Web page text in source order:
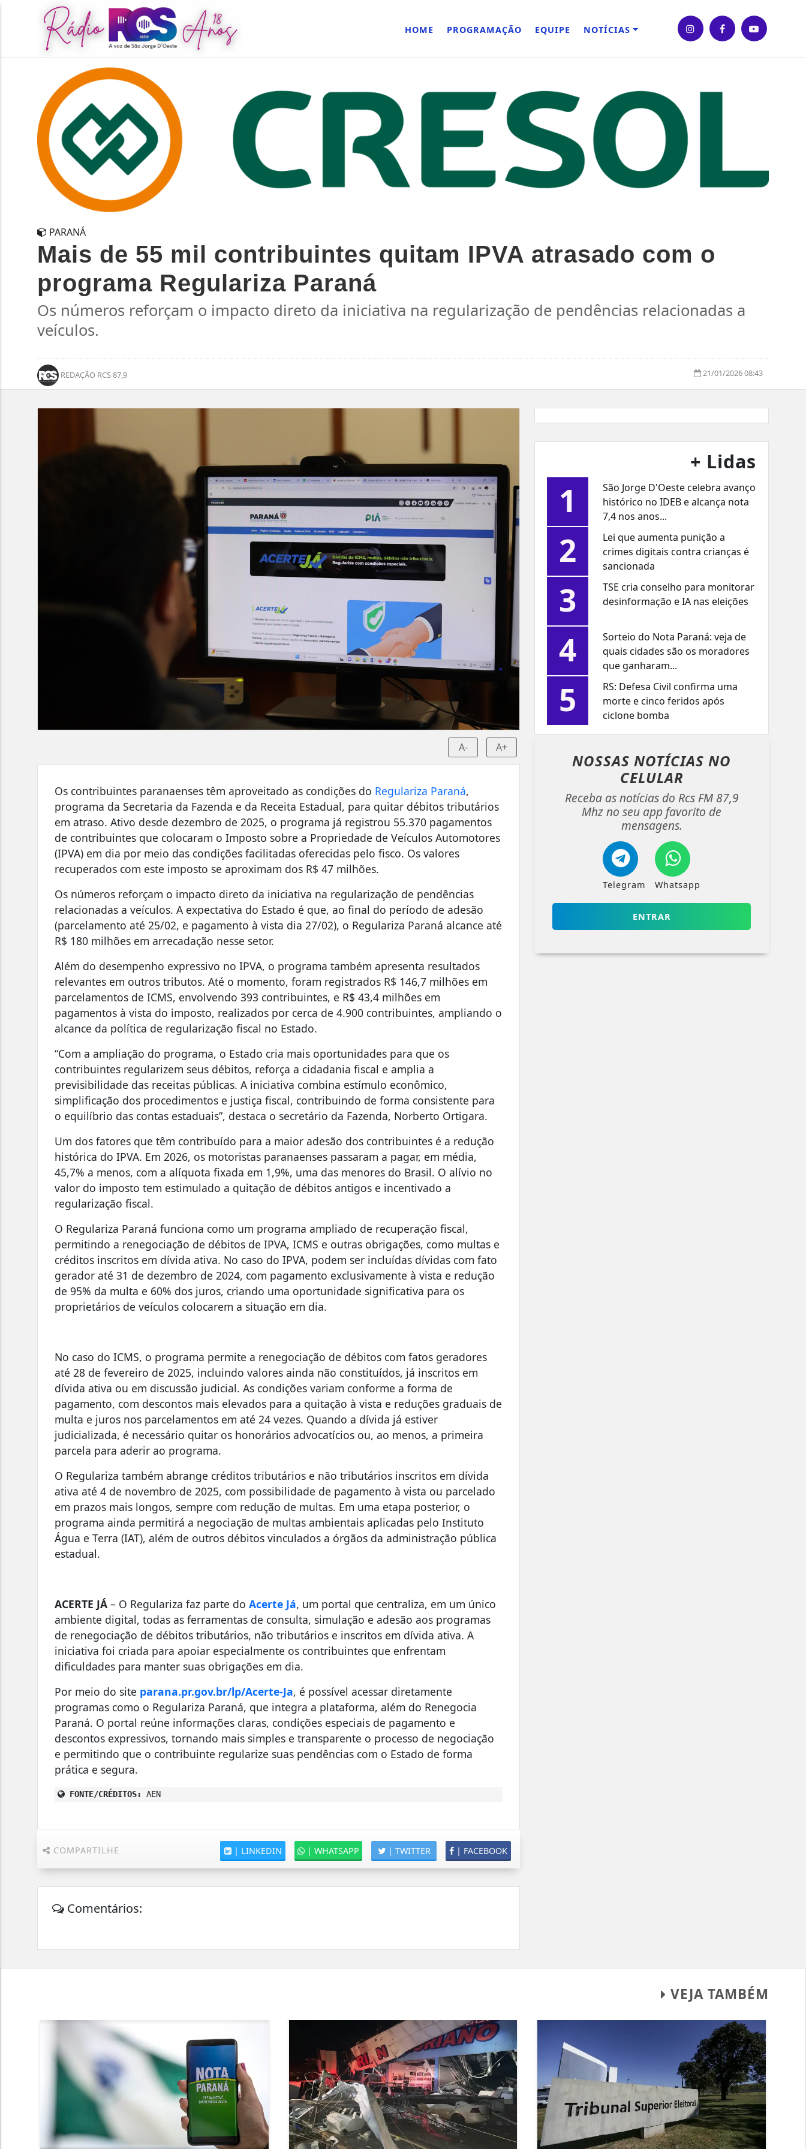
HOME PROGRAMAÇÃO EQUIPE NOTÍCIAS
PARANÁ
Mais de 55 mil contribuintes quitam IPVA atrasado com o
programa Regulariza Paraná
Os números reforçam o impacto direto da iniciativa na regularização de pendências relacionadas a
veículos.
REDAÇÃO RCS 87,9 21/01/2026 08:43
A- A+
Os contribuintes paranaenses têm aproveitado as condições do Regulariza Paraná,
programa da Secretaria da Fazenda e da Receita Estadual, para quitar débitos tributários
em atraso. Ativo desde dezembro de 2025, o programa já registrou 55.370 pagamentos
de contribuintes que colocaram o Imposto sobre a Propriedade de Veículos Automotores
(IPVA) em dia por meio das condições facilitadas oferecidas pelo fisco. Os valores
recuperados com este imposto se aproximam dos R$ 47 milhões.
Os números reforçam o impacto direto da iniciativa na regularização de pendências
relacionadas a veículos. A expectativa do Estado é que, ao final do período de adesão
(parcelamento até 25/02, e pagamento à vista dia 27/02), o Regulariza Paraná alcance até
R$ 180 milhões em arrecadação nesse setor.
Além do desempenho expressivo no IPVA, o programa também apresenta resultados
relevantes em outros tributos. Até o momento, foram registrados R$ 146,7 milhões em
parcelamentos de ICMS, envolvendo 393 contribuintes, e R$ 43,4 milhões em
pagamentos à vista do imposto, realizados por cerca de 4.900 contribuintes, ampliando o
alcance da política de regularização fiscal no Estado.
“Com a ampliação do programa, o Estado cria mais oportunidades para que os
contribuintes regularizem seus débitos, reforça a cidadania fiscal e amplia a
previsibilidade das receitas públicas. A iniciativa combina estímulo econômico,
simplificação dos procedimentos e justiça fiscal, contribuindo de forma consistente para
o equilíbrio das contas estaduais”, destaca o secretário da Fazenda, Norberto Ortigara.
Um dos fatores que têm contribuído para a maior adesão dos contribuintes é a redução
histórica do IPVA. Em 2026, os motoristas paranaenses passaram a pagar, em média,
45,7% a menos, com a alíquota fixada em 1,9%, uma das menores do Brasil. O alívio no
valor do imposto tem estimulado a quitação de débitos antigos e incentivado a
regularização fiscal.
O Regulariza Paraná funciona como um programa ampliado de recuperação fiscal,
permitindo a renegociação de débitos de IPVA, ICMS e outras obrigações, como multas e
créditos inscritos em dívida ativa. No caso do IPVA, podem ser incluídas dívidas com fato
gerador até 31 de dezembro de 2024, com pagamento exclusivamente à vista e redução
de 95% da multa e 60% dos juros, criando uma oportunidade significativa para os
proprietários de veículos colocarem a situação em dia.
No caso do ICMS, o programa permite a renegociação de débitos com fatos geradores
até 28 de fevereiro de 2025, incluindo valores ainda não constituídos, já inscritos em
dívida ativa ou em discussão judicial. As condições variam conforme a forma de
pagamento, com descontos mais elevados para a quitação à vista e reduções graduais de
multa e juros nos parcelamentos em até 24 vezes. Quando a dívida já estiver
judicializada, é necessário quitar os honorários advocatícios ou, ao menos, a primeira
parcela para aderir ao programa.
O Regulariza também abrange créditos tributários e não tributários inscritos em dívida
ativa até 4 de novembro de 2025, com possibilidade de pagamento à vista ou parcelado
em prazos mais longos, sempre com redução de multas. Em uma etapa posterior, o
programa ainda permitirá a negociação de multas ambientais aplicadas pelo Instituto
Água e Terra (IAT), além de outros débitos vinculados a órgãos da administração pública
estadual.
ACERTE JÁ – O Regulariza faz parte doAcerte Já, um portal que centraliza, em um único
ambiente digital, todas as ferramentas de consulta, simulação e adesão aos programas
de renegociação de débitos tributários, não tributários e inscritos em dívida ativa. A
iniciativa foi criada para apoiar especialmente os contribuintes que enfrentam
dificuldades para manter suas obrigações em dia.
Por meio do site parana.pr.gov.br/lp/Acerte-Ja, é possível acessar diretamente
programas como o Regulariza Paraná, que integra a plataforma, além do Renegocia
Paraná. O portal reúne informações claras, condições especiais de pagamento e
descontos expressivos, tornando mais simples e transparente o processo de negociação
e permitindo que o contribuinte regularize suas pendências com o Estado de forma
prática e segura.
FONTE/CRÉDITOS: AEN
COMPARTILHE | FACEBOOK
| TWITTER
| WHATSAPP
| LINKEDIN
Comentários:
+ Lidas
1
São Jorge D'Oeste celebra avanço
histórico no IDEB e alcança nota
7,4 nos anos...
2
Lei que aumenta punição a
crimes digitais contra crianças é
sancionada
3
TSE cria conselho para monitorar
desinformação e IA nas eleições
4
Sorteio do Nota Paraná: veja de
quais cidades são os moradores
que ganharam...
5
RS: Defesa Civil confirma uma
morte e cinco feridos após
ciclone bomba
NOSSAS NOTÍCIASNO
CELULAR
Receba as notícias do Rcs FM 87,9
Mhz no seu app favorito de
mensagens.
Telegram Whatsapp
ENTRAR
VEJA TAMBÉM